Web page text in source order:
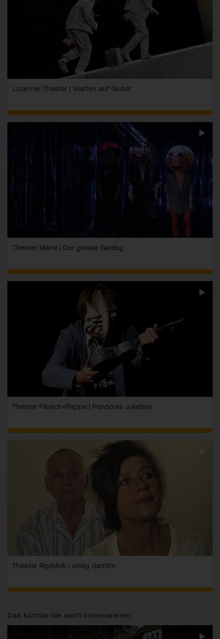
Luzerner Theater | Warten auf Godot
Theater Marie | Der grosse Gatsby
Theater Fleisch+Pappe | Pandoras Jukebox
Theater Rigiblick | «Weg damit!»
Das könnte Sie auch interessieren